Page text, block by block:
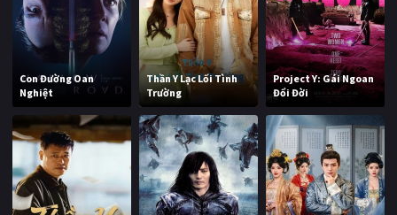
Con Đường Oan
Nghiệt
Thần Y Lạc Lối Tình
Trường
Project Y: Gái Ngoan
Đổi Đời